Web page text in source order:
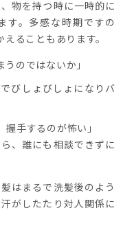
物を持つ時に一時的に
す。多感な時期ですの
ることもあります。
うのではないか」
びしょびしょになりバ
握手するのが怖い」
、誰にも相談できずに
はまるで洗髪後のよう
がしたたり対人関係に